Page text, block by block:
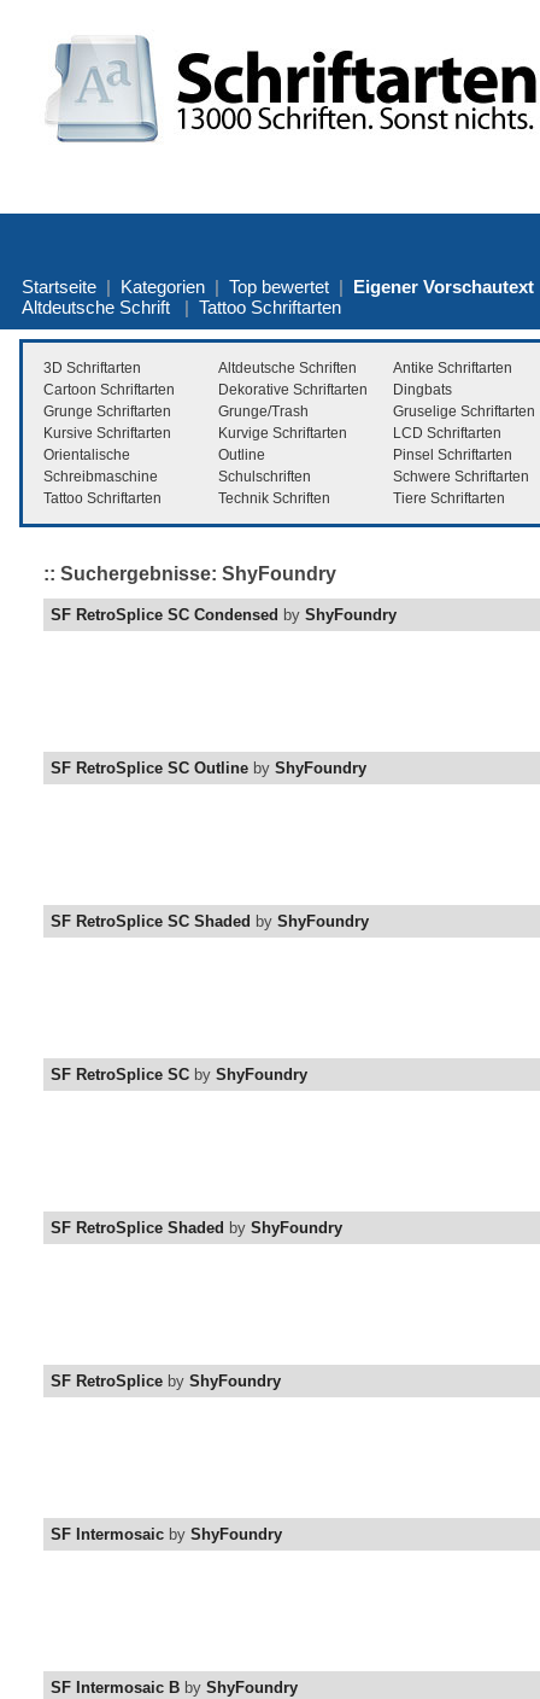
Startseite | Kategorien | Top bewertet | Eigener Vorschautext
Altdeutsche Schrift | Tattoo Schriftarten
3D Schriftarten Altdeutsche Schriften
Antike Schriftarten
Cartoon Schriftarten
Dekorative Schriftarten
Dingbats
Grunge Schriftarten
Grunge/Trash
Gruselige Schriftarten
Kursive Schriftarten
Kurvige Schriftarten
LCD Schriftarten
Orientalische
Outline
Pinsel Schriftarten
Schreibmaschine
Schulschriften
Schwere Schriftarten
Tattoo Schriftarten
Technik Schriften Tiere Schriftarten
:: Suchergebnisse: ShyFoundry
SF RetroSplice SC Condensed by ShyFoundry
SF RetroSplice SC Outline by ShyFoundry
SF RetroSplice SC Shaded by ShyFoundry
SF RetroSplice SC by ShyFoundry
SF RetroSplice Shaded by ShyFoundry
SF RetroSplice by ShyFoundry
SF Intermosaic by ShyFoundry
SF Intermosaic B by ShyFoundry